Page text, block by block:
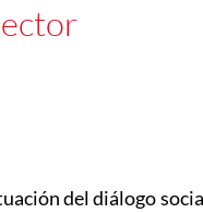
del diálogo